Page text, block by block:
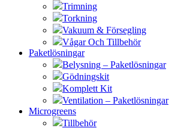
Trimning
Torkning
Vakuum & Försegling
Vågar Och Tillbehör
Paketlösningar
Belysning – Paketlösningar
Gödningskit
Komplett Kit
Ventilation – Paketlösningar
Microgreens
Tillbehör